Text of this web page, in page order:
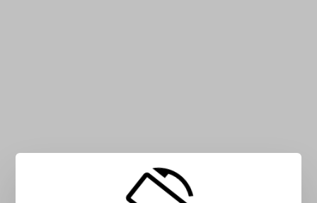
Type Estonian characters into the box: